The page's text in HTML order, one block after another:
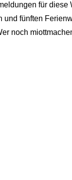
für diese
und fünften
noch